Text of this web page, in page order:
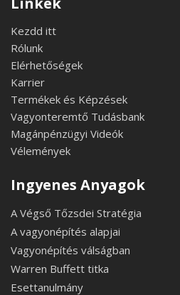
Kezdd itt
Rólunk
Elérhetőségek
Karrier
Termékek és Képzések
Vagyonteremtő Tudásbank
Magánpénzügyi Videók
Vélemények
Ingyenes Anyagok
A Végső Tőzsdei Stratégia
A vagyonépítés alapjai
Vagyonépítés válságban
Warren Buffett titka
Esettanulmány